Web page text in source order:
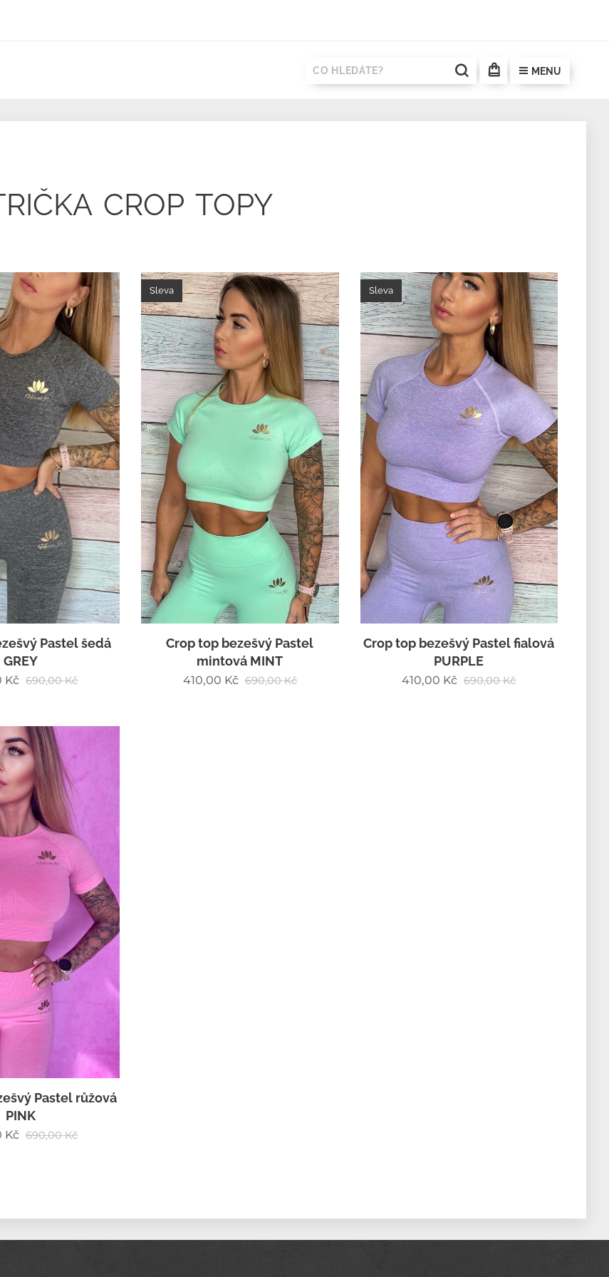
MENU
CROP TOPY
Pastel šedá
GREY
Kč 690,00Kč
Crop top bezešvý Pastel
mintová MINT
Sleva
410,00 Kč 690,00Kč
Crop top bezešvý Pastel fialová
PURPLE
Sleva
410,00 Kč 690,00Kč
Pastel růžová
PINK
Kč 690,00Kč